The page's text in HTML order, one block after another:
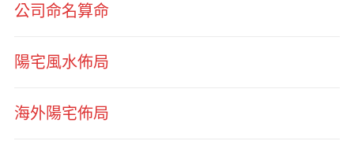
公司命名算命
陽宅風水佈局
海外陽宅佈局